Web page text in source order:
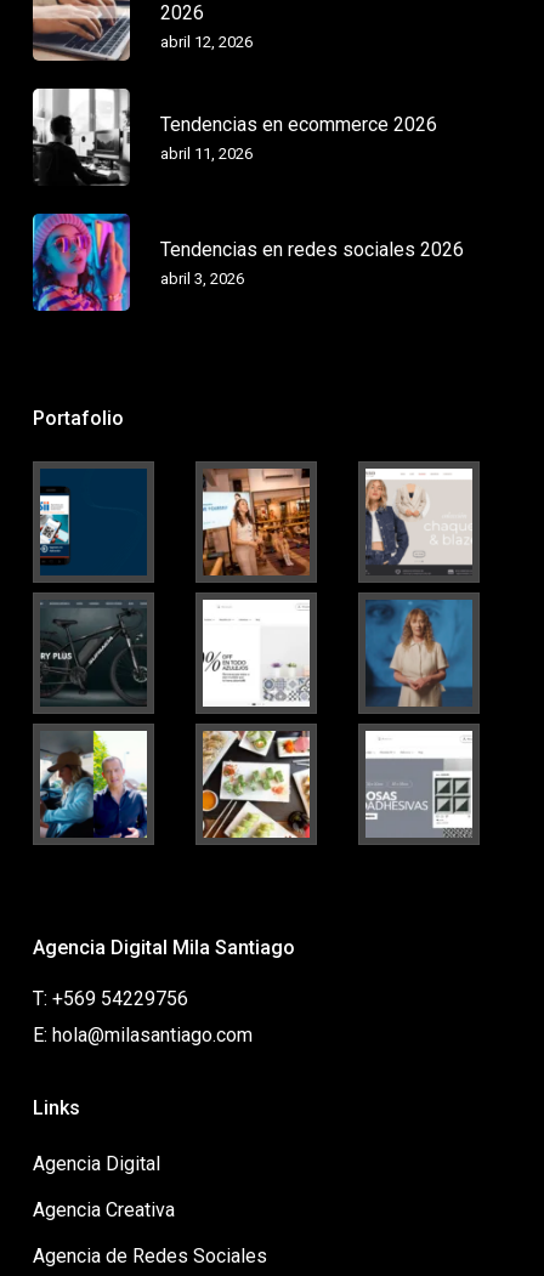
2026
abril 12, 2026
Tendencias en ecommerce 2026
abril 11, 2026
Tendencias en redes sociales 2026
abril 3, 2026
Portafolio
Agencia Digital Mila Santiago
T: +569 54229756
E: hola@milasantiago.com
Links
Agencia Digital
Agencia Creativa
Agencia de Redes Sociales